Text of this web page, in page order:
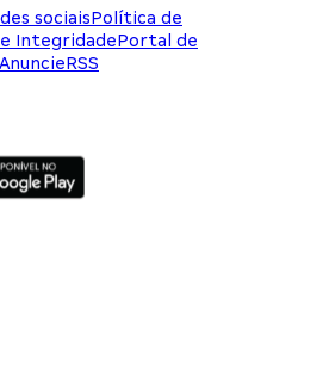
sociaisPolítica de
IntegridadePortal de
AnuncieRSS